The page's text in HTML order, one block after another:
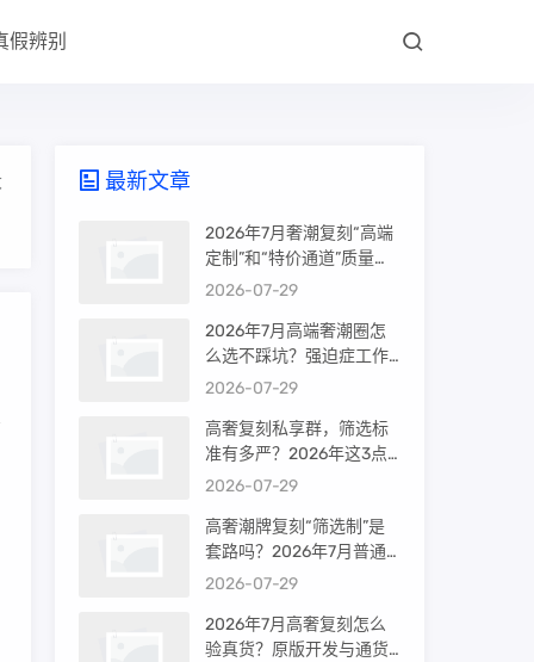
假辨别
最新文章
2026年7月奢潮复刻“高端
定制”和“特价通道”质量差
很多吗？内行人说出真相
2026-07-29
2026年7月高端奢潮圈怎
么选不踩坑？强迫症工作
室的筛选机制是真相还是
2026-07-29
高奢复刻私享群，筛选标
准有多严？2026年这3点
才是真相
2026-07-29
高奢潮牌复刻“筛选制”是
套路吗？2026年7月普通
买家能进高端群吗？
2026-07-29
2026年7月高奢复刻怎么
验真货？原版开发与通货